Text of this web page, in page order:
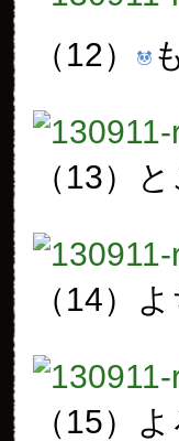
（12）
（13）
（14）
（15）